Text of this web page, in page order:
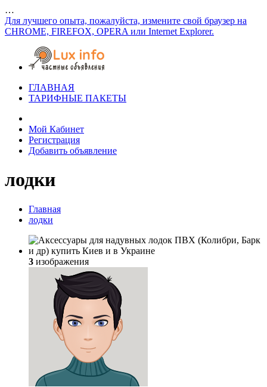
…
Для лучшего опыта, пожалуйста, измените свой браузер на
CHROME, FIREFOX, OPERA или Internet Explorer.
ГЛАВНАЯ
ТАРИФНЫЕ ПАКЕТЫ
Мой Кабинет
Регистрация
Добавить объявление
лодки
Главная
лодки
3 изображения